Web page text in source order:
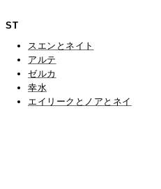
ST
スエンとネイト
アルテ
ゼルカ
幸水
エイリークとノアとネイ